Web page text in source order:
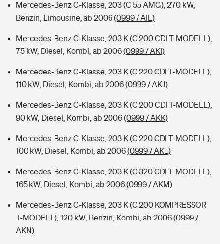
Mercedes-Benz C-Klasse, 203 (C 55 AMG), 270 kW,
Benzin, Limousine, ab 2006(0999 / AIL)
Mercedes-Benz C-Klasse, 203 K (C 200 CDI T-MODELL),
75 kW, Diesel, Kombi, ab 2006(0999 / AKI)
Mercedes-Benz C-Klasse, 203 K (C 220 CDI T-MODELL),
110 kW, Diesel, Kombi, ab 2006(0999 / AKJ)
Mercedes-Benz C-Klasse, 203 K (C 200 CDI T-MODELL),
90 kW, Diesel, Kombi, ab 2006(0999 / AKK)
Mercedes-Benz C-Klasse, 203 K (C 220 CDI T-MODELL),
100 kW, Diesel, Kombi, ab 2006(0999 / AKL)
Mercedes-Benz C-Klasse, 203 K (C 320 CDI T-MODELL),
165 kW, Diesel, Kombi, ab 2006(0999 / AKM)
Mercedes-Benz C-Klasse, 203 K (C 200 KOMPRESSOR
T-MODELL), 120 kW, Benzin, Kombi, ab 2006(0999 /
AKN)